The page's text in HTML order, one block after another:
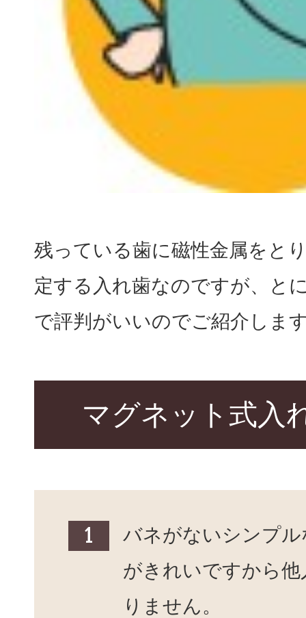
残っている歯に磁性金属をと
定する入れ歯なのですが、と
で評判がいいのでご紹介しま
マグネット式入
バネがないシンプ
がきれいですから
りません。